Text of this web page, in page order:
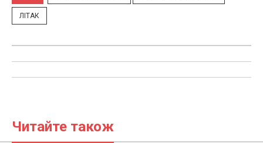
ЛІТАК
Читайте також